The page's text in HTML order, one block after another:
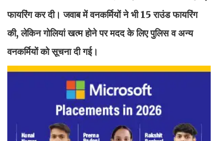
फायरिंग कर दी। जवाब में वनकर्मियों ने भी 15 राउंड फायरिंग
की, लेकिन गोलियां खत्म होने पर मदद के लिए पुलिस व अन्य
वनकर्मियों को सूचना दी गई।